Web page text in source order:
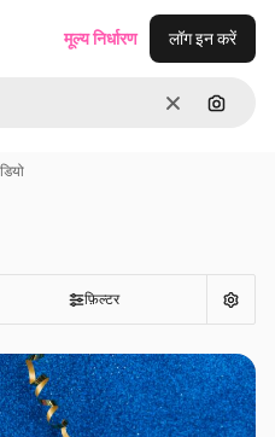
साफ़ इमेज से
मूल्य निर्धारण लॉग इन करें
फ़िल्टर